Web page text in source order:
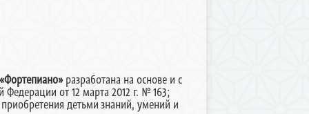
«Фортепиано»разработана на основе и с
от 12 марта 2012 г. № 163;
детьми знаний, умений и